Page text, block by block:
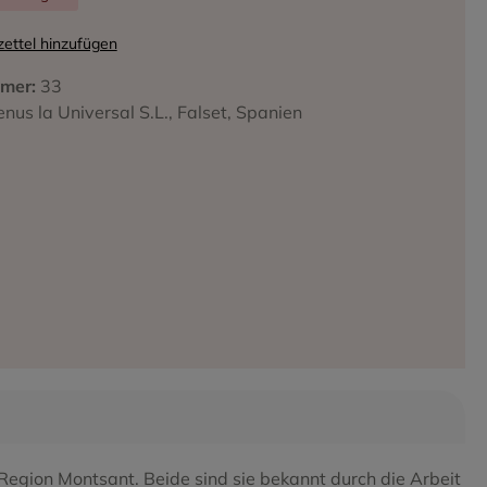
hinzufügen
33
la Universal S.L., Falset, Spanien
Montsant. Beide sind sie bekannt durch die Arbeit